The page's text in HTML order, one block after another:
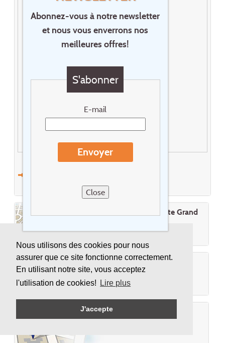
Nous utilisons des cookies pour nous
assurer que ce site fonctionne correctement.
En utilisant notre site, vous acceptez
l'utilisation de cookies!
Lire plus
J'accepte
Abonnez-vous à notre newsletter
et nous vous enverrons nos
meilleures offres!
S'abonner
E-mail
Envoyer
Close
Restaurant
Roomservice
Utilisateurs de fauteuil roulant
Vélos à disposition
Décocher tous les logos
Cherchez un hôtel sur la carte Grand
Promotions Grand Est
Plus d'info sur Grand Est